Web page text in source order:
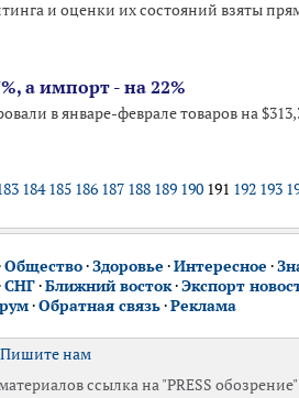
и оценки их состояний взяты
а импорт - на 22%
в январе-феврале товаров на
184 185 186 187 188 189 190 191 192 193
Общество·Здоровье ·Интересное ·
СНГ·Ближний восток·Экспорт
·Обратная связь·Реклама
Пишите нам
ссылка на "PRESS обозрение"